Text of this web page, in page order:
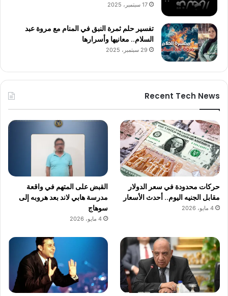
17 سبتمبر، 2025
تفسير حلم ثمرة النبق في المنام مع مروة عبد
السلام.. معانيها وأسرارها
29 سبتمبر، 2025
Recent Tech News
حركات محدودة في سعر الدولار
مقابل الجنيه اليوم.. أحدث الأسعار
4 مايو، 2026
القبض على المتهم في واقعة
مدرسة هابي لاند بعد هروبه إلى
سوهاج
4 مايو، 2026